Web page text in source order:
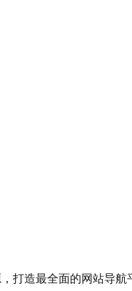
打造最全面的网站导航